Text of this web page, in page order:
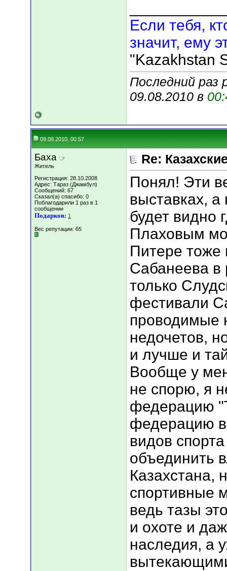
Если тебя,
значит, ему
"Kazakhstan
Последний раз
09.08.2010 в
09.08.2010, 00:57
Баха
Житель
Регистрация: 28.10.2008
Адрес: Тараз (Джамбул)
Сообщений: 67
Сказал(а) спасибо: 0
Поблагодарили 1 раз в 1
сообщении
Подарков: 1
Вес репутации: 65
Re:
Понял! Эти
выставках, а
будет видно
Плаховым
Питере тоже
Сабанеева в
только
фестивали
проводимые
недочетов,
и лучше и
Вообще у
не спорю, я
федерацию
федерацию
видов
объединить
Казахстана,
спортивные
ведь тазы
и охоте и
наследия, а